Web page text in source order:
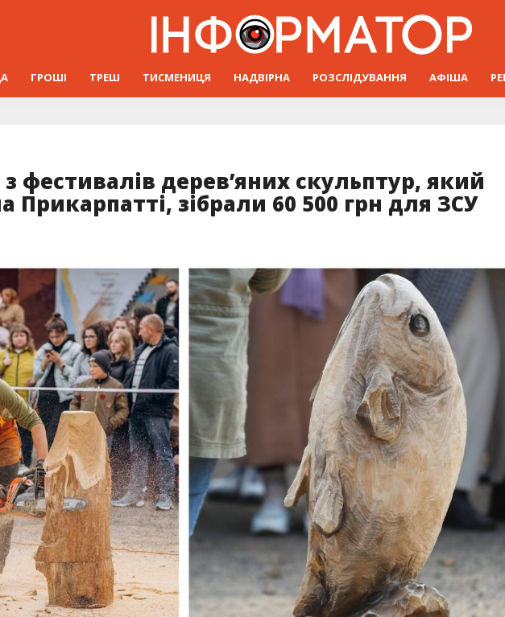
ГРОШІ ТРЕШ ТИСМЕНИЦЯ НАДВІРНА РОЗСЛІДУВАННЯ АФІША
фестивалів дерев’яних скульптур, який
Прикарпатті, зібрали 60 500 грн для ЗСУ